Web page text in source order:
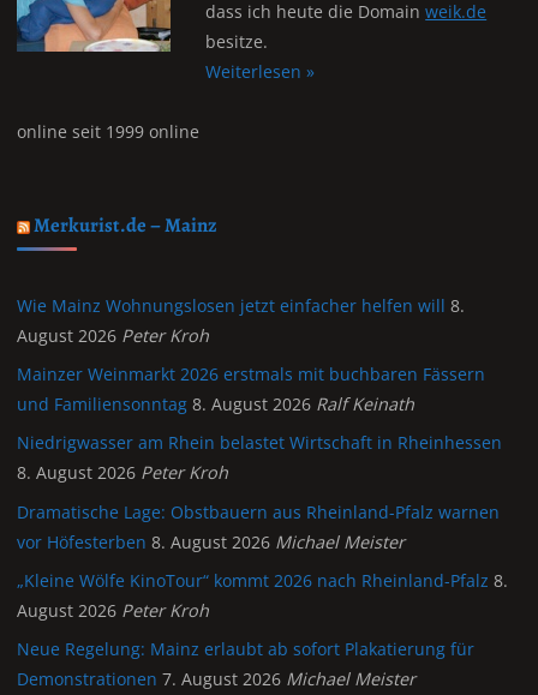
dass ich heute die Domainweik.de
besitze.
Weiterlesen »
online seit 1999 online
Merkurist.de – Mainz
Wie Mainz Wohnungslosen jetzt einfacher helfen will 8.
August 2026 Peter Kroh
Mainzer Weinmarkt 2026 erstmals mit buchbaren Fässern
und Familiensonntag 8. August 2026 Ralf Keinath
Niedrigwasser am Rhein belastet Wirtschaft in Rheinhessen
8. August 2026 Peter Kroh
Dramatische Lage: Obstbauern aus Rheinland-Pfalz warnen
vor Höfesterben 8. August 2026 Michael Meister
„Kleine Wölfe KinoTour“ kommt 2026 nach Rheinland-Pfalz 8.
August 2026 Peter Kroh
Neue Regelung: Mainz erlaubt ab sofort Plakatierung für
Demonstrationen 7. August 2026 Michael Meister